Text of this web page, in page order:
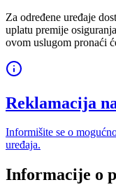
Za određene uređaje
uplatu premije
ovom uslugom pronaći
Reklamacija
Informišite se o
uređaja.
Informacije o